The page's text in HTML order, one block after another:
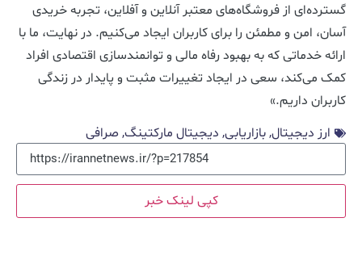
گسترده‌ای از فروشگاه‌های معتبر آنلاین و آفلاین، تجربه خریدی
آسان، امن و مطمئن را برای کاربران ایجاد می‌کنیم. در نهایت، ما با
ارائه خدماتی که به بهبود رفاه مالی و توانمندسازی اقتصادی افراد
کمک می‌کند، سعی در ایجاد تغییرات مثبت و پایدار در زندگی
کاربران داریم.»
ارز دیجیتال,بازاریابی, دیجیتال مارکتینگ, صرافی
کپی لینک خبر